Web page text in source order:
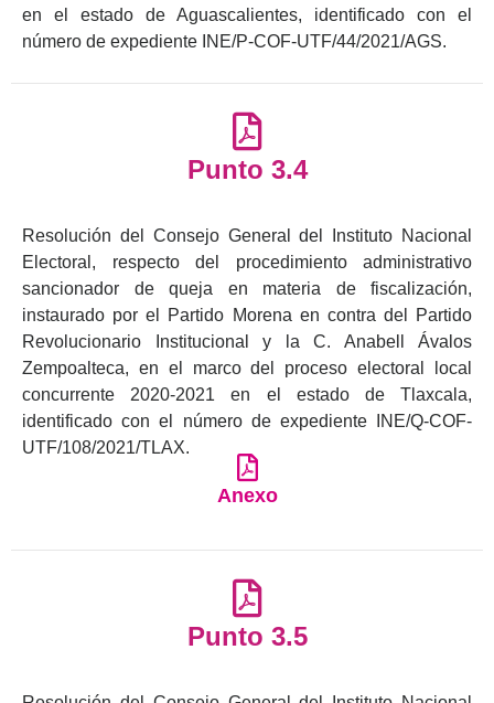
en el estado de Aguascalientes, identificado con el
número de expediente INE/P-COF-UTF/44/2021/AGS.
Punto 3.4
Resolución del Consejo General del Instituto Nacional
Electoral, respecto del procedimiento administrativo
sancionador de queja en materia de fiscalización,
instaurado por el Partido Morena en contra del Partido
Revolucionario Institucional y la C. Anabell Ávalos
Zempoalteca, en el marco del proceso electoral local
concurrente 2020-2021 en el estado de Tlaxcala,
identificado con el número de expediente INE/Q-COF-
UTF/108/2021/TLAX.
Anexo
Punto 3.5